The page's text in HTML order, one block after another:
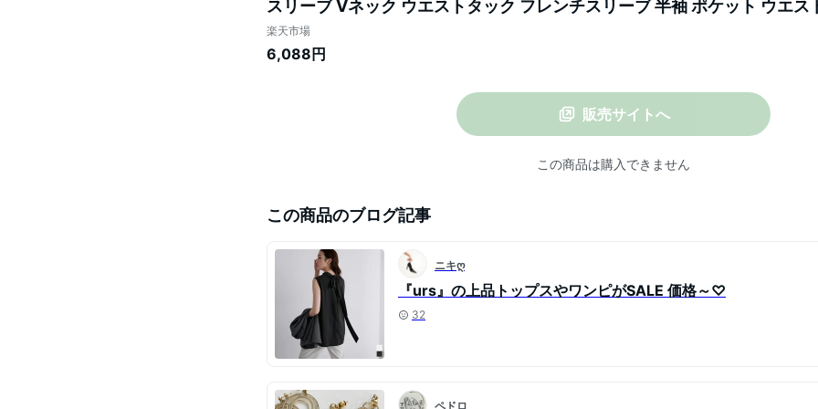
スリーブ Vネック ウエストタック フレンチスリーブ 半袖 ポケット ウエス
バックファスナー
楽天市場
6,088円
販売サイトへ
この商品は購入できません
この商品のブログ記事
ニキღ
『urs』の上品トップスやワンピがSALE 価格～♡
32
ペドロ